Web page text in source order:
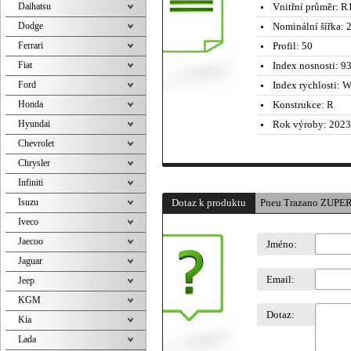
Vnitřní průměr:
Nominální šířka:
Profil: 50
Index nosnosti:
Index rychlosti:
Konstrukce: R
Rok výroby:
Dotaz k produktu Pneu Trazano
Jméno:
Email:
Dotaz:
Daihatsu
Dodge
Ferrari
Fiat
Ford
Honda
Hyundai
Chevrolet
Chrysler
Infiniti
Isuzu
Iveco
Jaecoo
Jaguar
Jeep
KGM
Kia
Lada